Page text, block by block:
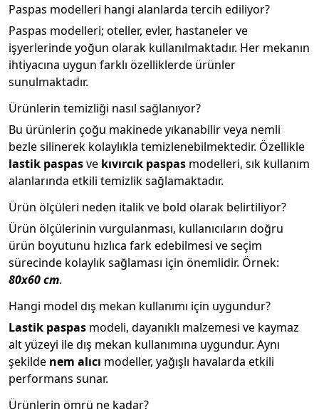
Paspas modelleri hangi alanlarda tercih ediliyor?
Paspas modelleri; oteller, evler, hastaneler ve
işyerlerinde yoğun olarak kullanılmaktadır. Her mekanın
ihtiyacına uygun farklı özelliklerde ürünler
sunulmaktadır.
Ürünlerin temizliği nasıl sağlanıyor?
Bu ürünlerin çoğu makinede yıkanabilir veya nemli
bezle silinerek kolaylıkla temizlenebilmektedir. Özellikle
lastik paspasve kıvırcık paspas modelleri, sık kullanım
alanlarında etkili temizlik sağlamaktadır.
Ürün ölçüleri neden italik ve bold olarak belirtiliyor?
Ürün ölçülerinin vurgulanması, kullanıcıların doğru
ürün boyutunu hızlıca fark edebilmesi ve seçim
sürecinde kolaylık sağlaması için önemlidir. Örnek:
80x60 cm.
Hangi model dış mekan kullanımı için uygundur?
Lastik paspas modeli, dayanıklı malzemesi ve kaymaz
alt yüzeyi ile dış mekan kullanımına uygundur. Aynı
şekilde nem alıcı modeller, yağışlı havalarda etkili
performans sunar.
Ürünlerin ömrü ne kadar?